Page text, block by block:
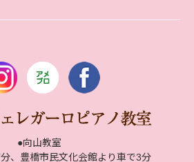
●向山教室
、豊橋市民文化会館より車で3分